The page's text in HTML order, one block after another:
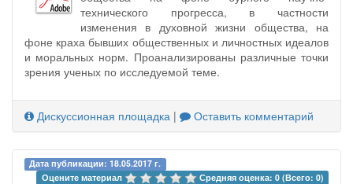
технического прогресса, в частности
изменения в духовной жизни общества, на
фоне краха бывших общественных и личностных идеалов
и моральных норм. Проанализированы различные точки
зрения ученых по исследуемой теме.
Дискуссионная площадка | Оставить комментарий
Дата публикации: 18.05.2017 г.
Оцените материал
Средняя оценка: 0 (Всего: 0)